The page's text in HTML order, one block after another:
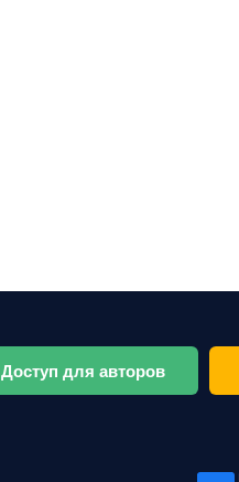
Доступ для авторов